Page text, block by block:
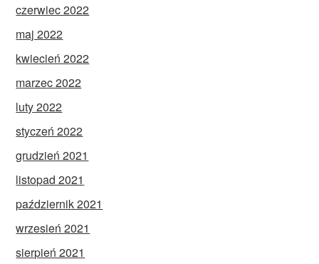
czerwiec 2022
maj 2022
kwiecień 2022
marzec 2022
luty 2022
styczeń 2022
grudzień 2021
listopad 2021
październik 2021
wrzesień 2021
sierpień 2021